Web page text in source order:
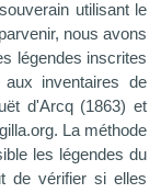
utilisant le
nous avons
légendes inscrites
inventaires de
d'Arcq (1863) et
La méthode
les légendes du
de vérifier si elles